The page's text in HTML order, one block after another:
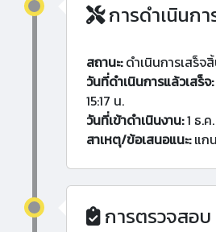
การดำเนินกา
สถานะ:ดำเนินการเสร็จ
วันที่ดำเนินการแล้วเสร็จ:
15:17 น.
วันที่เข้าดำเนินงาน:1 ธ.ค
สาเหตุ/ข้อเสนอแนะ:แก
การตรวจสอบ